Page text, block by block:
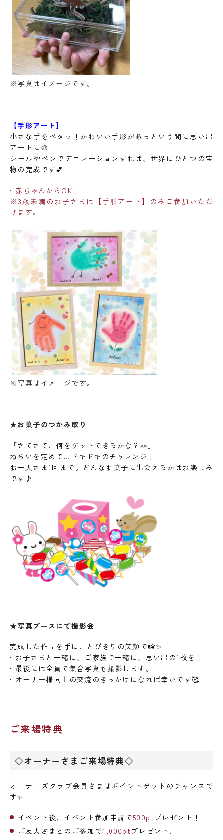
※写真はイメージです。
【手形アート】
小さな手をペタッ！かわいい手形があっという間に思い出
アートに🎨
シールやペンでデコレーションすれば、世界にひとつの宝
物の完成です💕
• 赤ちゃんからOK！
※3歳未満のお子さまは【手形アート】のみご参加いただ
けます。
※写真はイメージです。
★お菓子のつかみ取り
「さてさて、何をゲットできるかな？🍬」
ねらいを定めて…ドキドキのチャレンジ！
お一人さま1回まで。どんなお菓子に出会えるかはお楽しみ
です♪
★写真ブースにて撮影会
完成した作品を手に、とびきりの笑顔で📸✨
• お子さまと一緒に、ご家族で一緒に、思い出の1枚を！
• 最後には全員で集合写真も撮影します。
• オーナー様同士の交流のきっかけになれば幸いです🥰
ご来場特典
◇オーナーさまご来場特典◇
オーナーズクラブ会員さまはポイントゲットのチャンスで
す✨
イベント後、イベント参加申請で500pt プレゼント！
ご友人さまとのご参加で1,000pt プレゼント!